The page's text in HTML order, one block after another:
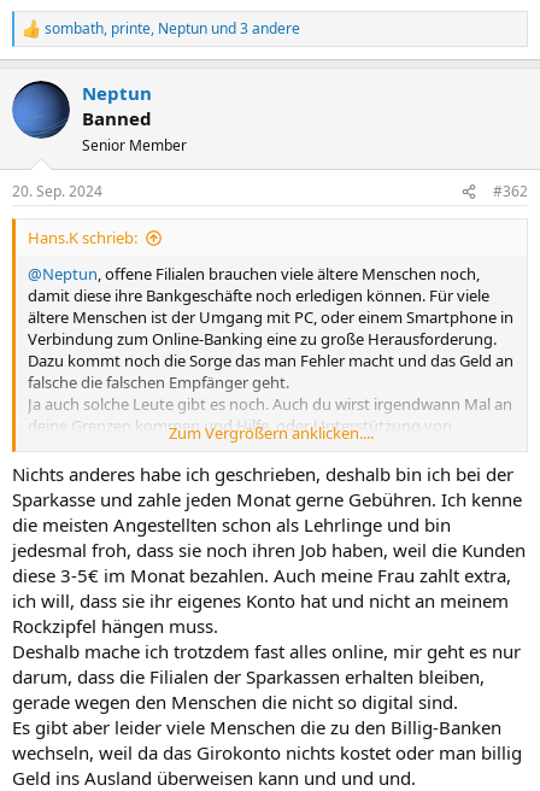
R
e
k
i
n
e
n
sombath, printe, Neptun und 3 andere
Neptun
Banned
Senior Member
20. Sep. 2024 #362
Hans.K schrieb:
@Neptun, offene Filialen brauchen viele ältere Menschen noch,
damit diese ihre Bankgeschäfte noch erledigen können. Für viele
ältere Menschen ist der Umgang mit PC, oder einem Smartphone in
Verbindung zum Online-Banking eine zu große Herausforderung.
Dazu kommt noch die Sorge das man Fehler macht und das Geld an
falsche die falschen Empfänger geht.
Ja auch solche Leute gibt es noch. Auch du wirst irgendwann Mal an
deine Grenzen kommen und Hilfe, oder Unterstützung von
anderen brauchen.
Zum Vergrößern anklicken....
Nichts anderes habe ich geschrieben, deshalb bin ich bei der
Sparkasse und zahle jeden Monat gerne Gebühren. Ich kenne
die meisten Angestellten schon als Lehrlinge und bin
jedesmal froh, dass sie noch ihren Job haben, weil die Kunden
diese 3-5€ im Monat bezahlen. Auch meine Frau zahlt extra,
ich will, dass sie ihr eigenes Konto hat und nicht an meinem
Rockzipfel hängen muss.
Deshalb mache ich trotzdem fast alles online, mir geht es nur
darum, dass die Filialen der Sparkassen erhalten bleiben,
gerade wegen den Menschen die nicht so digital sind.
Es gibt aber leider viele Menschen die zu den Billig-Banken
wechseln, weil da das Girokonto nichts kostet oder man billig
Geld ins Ausland überweisen kann und und und.